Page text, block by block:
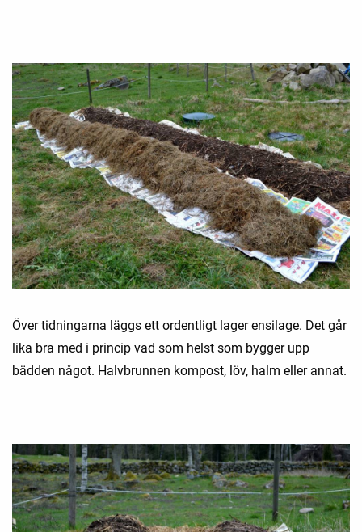
Över tidningarna läggs ett ordentligt lager ensilage. Det går
lika bra med i princip vad som helst som bygger upp
bädden något. Halvbrunnen kompost, löv, halm eller annat.